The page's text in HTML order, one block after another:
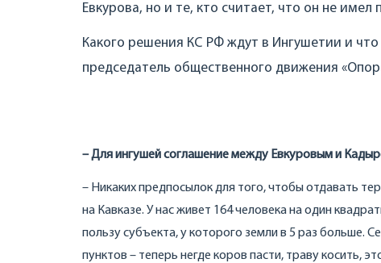
Евкурова, но и те, кто считает, что он не
Какого решения КС РФ ждут в Ингушетии и что
председатель общественного движения
– Для ингушей соглашение между Евкуровым и
– Никаких предпосылок для того, чтобы отдавать
на Кавказе. У нас живет 164 человека на один
пользу субъекта, у которого земли в 5 раз больше.
пунктов – теперь негде коров пасти, траву косить,